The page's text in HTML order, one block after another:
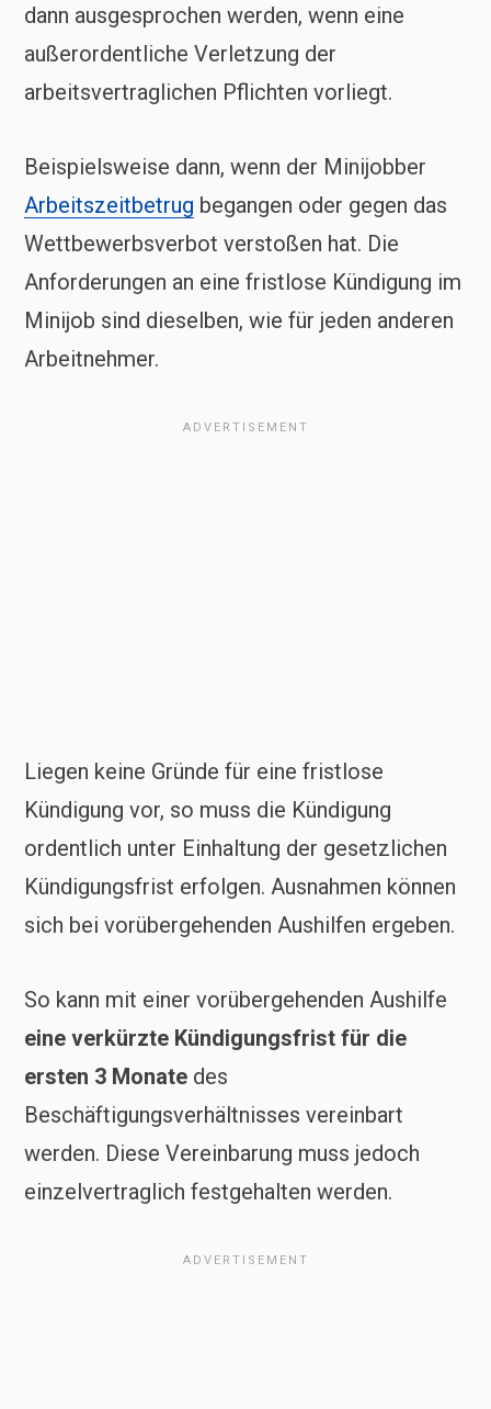
dann ausgesprochen werden, wenn eine
außerordentliche Verletzung der
arbeitsvertraglichen Pflichten vorliegt.
Beispielsweise dann, wenn der Minijobber
Arbeitszeitbetrug begangen oder gegen das
Wettbewerbsverbot verstoßen hat. Die
Anforderungen an eine fristlose Kündigung im
Minijob sind dieselben, wie für jeden anderen
Arbeitnehmer.
Liegen keine Gründe für eine fristlose
Kündigung vor, so muss die Kündigung
ordentlich unter Einhaltung der gesetzlichen
Kündigungsfrist erfolgen. Ausnahmen können
sich bei vorübergehenden Aushilfen ergeben.
So kann mit einer vorübergehenden Aushilfe
eine verkürzte Kündigungsfrist für die
ersten 3 Monate des
Beschäftigungsverhältnisses vereinbart
werden. Diese Vereinbarung muss jedoch
einzelvertraglich festgehalten werden.